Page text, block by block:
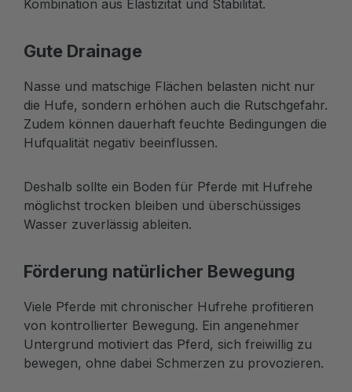
Kombination aus Elastizität und Stabilität.
Gute Drainage
Nasse und matschige Flächen belasten nicht nur
die Hufe, sondern erhöhen auch die Rutschgefahr.
Zudem können dauerhaft feuchte Bedingungen die
Hufqualität negativ beeinflussen.
Deshalb sollte ein Boden für Pferde mit Hufrehe
möglichst trocken bleiben und überschüssiges
Wasser zuverlässig ableiten.
Förderung natürlicher Bewegung
Viele Pferde mit chronischer Hufrehe profitieren
von kontrollierter Bewegung. Ein angenehmer
Untergrund motiviert das Pferd, sich freiwillig zu
bewegen, ohne dabei Schmerzen zu provozieren.